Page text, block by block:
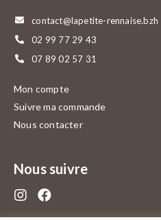
contact@lapetite-rennaise.bzh
02 99 77 29 43
07 89 02 57 31
Mon compte
Suivre ma commande
Nous contacter
Nous suivre